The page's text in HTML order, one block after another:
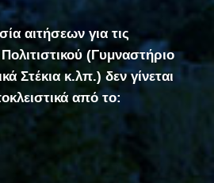
αιτήσεων για τις
(Γυμναστήριο
Στέκια κ.λπ.) δεν γίνεται
από το: